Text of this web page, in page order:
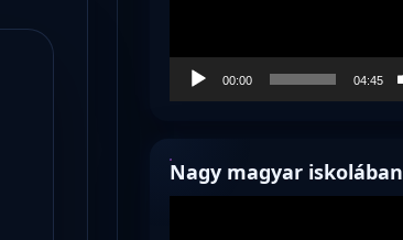
00:00 04:45
Nagy magyar iskolában